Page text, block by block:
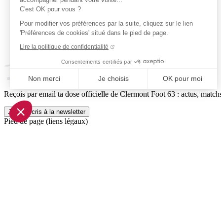
C'est OK pour vous ?
Pour modifier vos préférences par la suite, cliquez sur le lien
'Préférences de cookies' situé dans le pied de page.
Lire la politique de confidentialité
Consentements certifiés par
Non merci Je choisis OK pour moi
Axeptio consent
Plateforme de Gestion du Consentement : Personnalisez
Notre plateforme vous permet d'adapter et de gérer vos
Reçois par email ta dose officielle de Clermont Foot 63 : actus,
Je m'inscris à la newsletter
Pied de page (liens légaux)